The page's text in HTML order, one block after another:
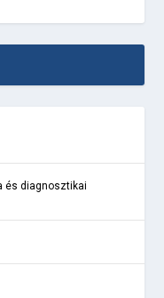
és diagnosztikai